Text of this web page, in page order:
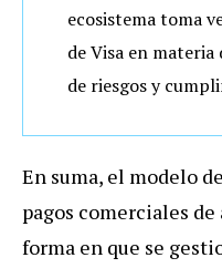
ecosistema toma
de Visa en
de riesgos y
En suma, el modelo
pagos comerciales
forma en que se